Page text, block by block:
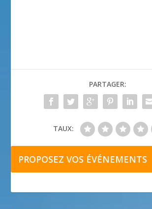
PARTAGER:
TAUX:
PROPOSEZ VOS ÉVÉNEMENTS